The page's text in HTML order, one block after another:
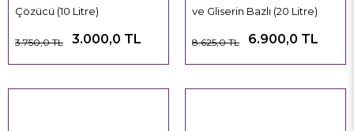
Çözücü (10 Litre)
3.000,0 TL
3.750,0 TL
ve Gliserin Bazlı (20 Litre)
6.900,0 TL
8.625,0 TL